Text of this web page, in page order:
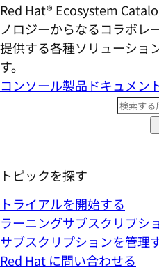
Red Hat® Ecosystem
ノロジーからなるコラボレ
提供する各種ソリューショ
す。
コンソール製品ドキュメン
トピックを探す
トライアルを開始する
ラーニングサブスクリプシ
サブスクリプションを管理
Red Hat に問い合わせる